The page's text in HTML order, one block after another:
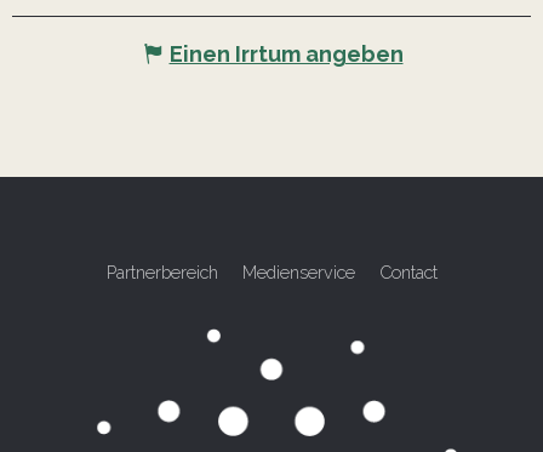
Einen Irrtum angeben
Partnerbereich Medienservice Contact